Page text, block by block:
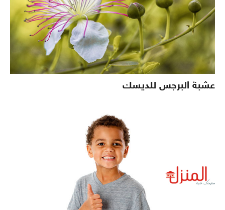
عشبة البرجس للديسك